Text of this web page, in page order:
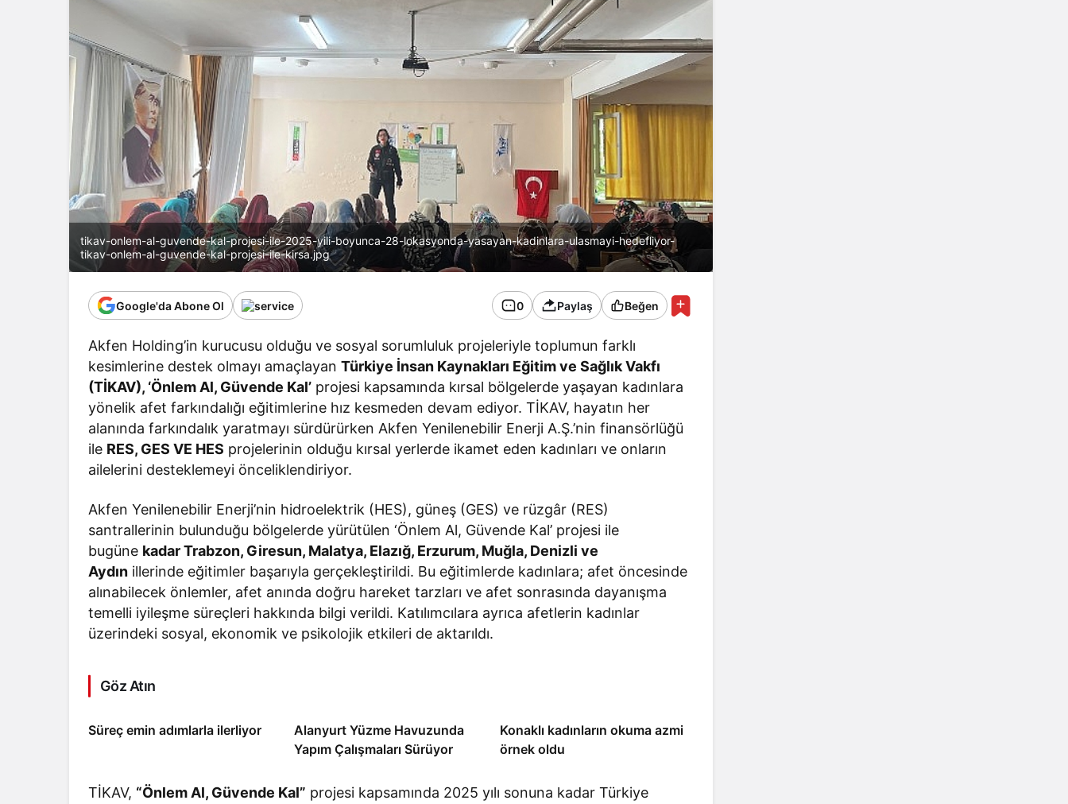
tikav-onlem-al-guvende-kal-projesi-ile-2025-yili-boyunca-28-lokasyonda-yasayan-kadinlara-ulasmayi-hedefliyor-
tikav-onlem-al-guvende-kal-projesi-ile-kirsa.jpg
Google'da Abone Ol 0 Paylaş Beğen
Akfen Holding’in kurucusu olduğu ve sosyal sorumluluk projeleriyle toplumun farklı
kesimlerine destek olmayı amaçlayanTürkiye İnsan Kaynakları Eğitim ve Sağlık Vakfı
(TİKAV), ‘Önlem Al, Güvende Kal’ projesi kapsamında kırsal bölgelerde yaşayan kadınlara
yönelik afet farkındalığı eğitimlerine hız kesmeden devam ediyor. TİKAV, hayatın her
alanında farkındalık yaratmayı sürdürürken Akfen Yenilenebilir Enerji A.Ş.’nin finansörlüğü
ile RES, GES VE HES projelerinin olduğu kırsal yerlerde ikamet eden kadınları ve onların
ailelerini desteklemeyi önceliklendiriyor.
Akfen Yenilenebilir Enerji’nin hidroelektrik (HES), güneş (GES) ve rüzgâr (RES)
santrallerinin bulunduğu bölgelerde yürütülen ‘Önlem Al, Güvende Kal’ projesi ile
bugüne kadar Trabzon, Giresun, Malatya, Elazığ, Erzurum, Muğla, Denizli ve
Aydın illerinde eğitimler başarıyla gerçekleştirildi. Bu eğitimlerde kadınlara; afet öncesinde
alınabilecek önlemler, afet anında doğru hareket tarzları ve afet sonrasında dayanışma
temelli iyileşme süreçleri hakkında bilgi verildi. Katılımcılara ayrıca afetlerin kadınlar
üzerindeki sosyal, ekonomik ve psikolojik etkileri de aktarıldı.
Göz Atın
Süreç emin adımlarla ilerliyor
Alanyurt Yüzme Havuzunda
Yapım Çalışmaları Sürüyor
Konaklı kadınların okuma azmi
örnek oldu
TİKAV, “Önlem Al, Güvende Kal” projesi kapsamında 2025 yılı sonuna kadar Türkiye